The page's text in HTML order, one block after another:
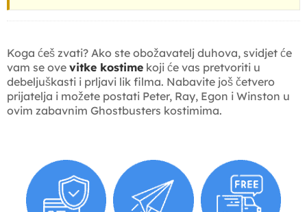
Koga ćeš zvati? Ako ste obožavatelj duhova, svidjet će
vam se ove vitke kostime koji će vas pretvoriti u
debeljuškasti i prljavi lik filma. Nabavite još četvero
prijatelja i možete postati Peter, Ray, Egon i Winston u
ovim zabavnim Ghostbusters kostimima.